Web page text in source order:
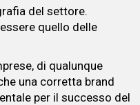
del settore.
quello delle
di qualunque
una corretta brand
per il successo del